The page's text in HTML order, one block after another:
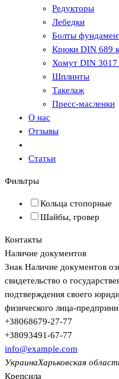
Редукторы
Лебедки
Болты
Крюки DIN 689
Хомут DIN 3017
Шплинты
Такелаж
Пресс-масленки
О нас
Отзывы
Статьи
Фильтры
Кольца стопорные
Шайбы, гровер
Контакты
Наличие документов
Знак Наличие документов
свидетельство о
подтверждения своего
физического лица-
+38068679-27-77
+38093491-67-77
info@example.com
УкраинаХарьковская
Крепсила